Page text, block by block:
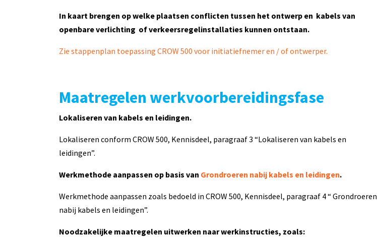
In kaart brengen op welke plaatsen conflicten tussen het ontwerp en kabels van
openbare verlichting of verkeersregelinstallaties kunnen ontstaan.
Zie stappenplan toepassing CROW 500 voor initiatiefnemer en / of ontwerper.
Maatregelen werkvoorbereidingsfase
Lokaliseren van kabels en leidingen.
Lokaliseren conform CROW 500, Kennisdeel, paragraaf 3 “Lokaliseren van kabels en
leidingen”.
Werkmethode aanpassen op basis van Grondroeren nabij kabels en leidingen.
Werkmethode aanpassen zoals bedoeld in CROW 500, Kennisdeel, paragraaf 4 “ Grondroeren
nabij kabels en leidingen”.
Noodzakelijke maatregelen uitwerken naar werkinstructies, zoals: